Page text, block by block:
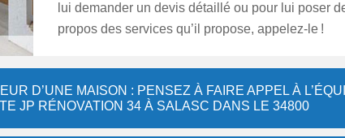
lui demander un devis détaillé ou pour lui poser
propos des services qu’il propose, appelez-le !
D’UNE MAISON : PENSEZ À FAIRE APPEL À
JP RÉNOVATION 34 À SALASC DANS LE 34800